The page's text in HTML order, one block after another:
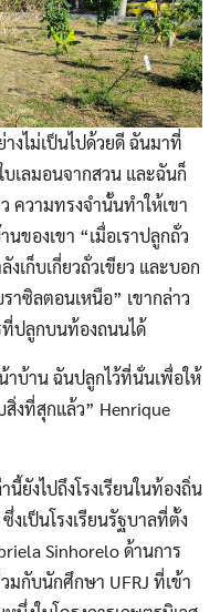
งไม่เป็นไปด้วยดี ฉันมาที่
บเลมอนจากสวน และฉันก็
ความทรงจำนั้นทำให้เขา
ของเขา “เมื่อเราปลูกถั่ว
งเก็บเกี่ยวถั่วเขียว และบอก
าซิลตอนเหนือ” เขากล่าว
ปลูกบนท้องถนนได้
าบ้าน ฉันปลูกไว้ที่นั่นเพื่อให้
งที่สุกแล้ว” Henrique
ยังไปถึงโรงเรียนในท้องถิ่น
งเป็นโรงเรียนรัฐบาลที่ตั้ง
Sinhorelo ด้านการ
มกับนักศึกษา UFRJ ที่เข้า